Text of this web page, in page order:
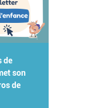
de
son
de